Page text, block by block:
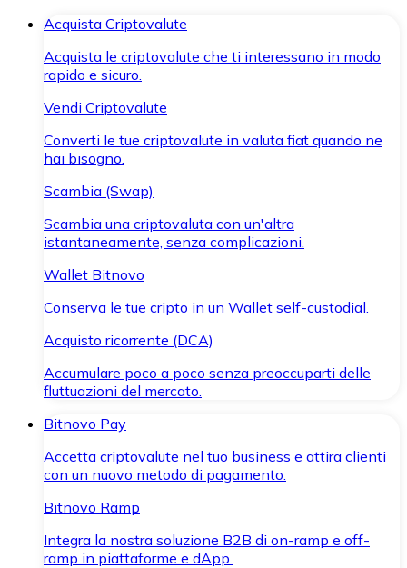
Acquista Criptovalute
Acquista le criptovalute che ti interessano in modo
rapido e sicuro.
Vendi Criptovalute
Converti le tue criptovalute in valuta fiat quando ne
hai bisogno.
Scambia (Swap)
Scambia una criptovaluta con un'altra
istantaneamente, senza complicazioni.
Wallet Bitnovo
Conserva le tue cripto in un Wallet self-custodial.
Acquisto ricorrente (DCA)
Accumulare poco a poco senza preoccuparti delle
fluttuazioni del mercato.
Bitnovo Pay
Accetta criptovalute nel tuo business e attira clienti
con un nuovo metodo di pagamento.
Bitnovo Ramp
Integra la nostra soluzione B2B di on-ramp e off-
ramp in piattaforme e dApp.